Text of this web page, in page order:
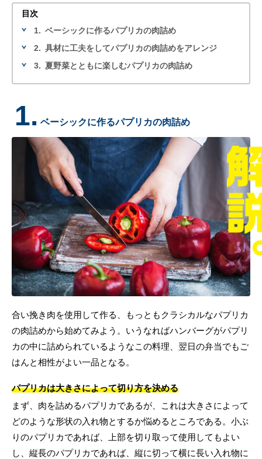
目次
1. ベーシックに作るパプリカの肉詰め
2. 具材に工夫をしてパプリカの肉詰めをアレンジ
3. 夏野菜とともに楽しむパプリカの肉詰め
1. ベーシックに作るパプリカの肉詰め
合い挽き肉を使用して作る、もっともクラシカルなパプリカ
の肉詰めから始めてみよう。いうなればハンバーグがパプリ
カの中に詰められているようなこの料理、翌日の弁当でもご
はんと相性がよい一品となる。
パプリカは大きさによって切り方を決める
まず、肉を詰めるパプリカであるが、これは大きさによって
どのような形状の入れ物とするか悩めるところである。小ぶ
りのパプリカであれば、上部を切り取って使用してもよい
し、縦長のパプリカであれば、縦に切って横に長い入れ物に